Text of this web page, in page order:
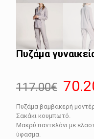
Πυζάμα
117.00€
price
was:
Πυζάμα βαμβακερή
Σακάκι κουμπωτό.
Μακρύ παντελόνι με
ύφασμα.